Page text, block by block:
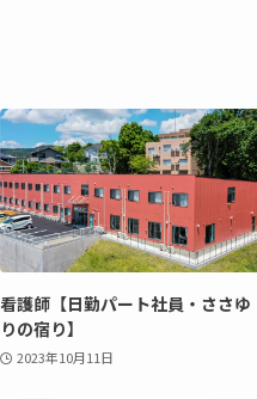
看護師【日勤パート社員・ささゆ
りの宿り】
2023年10月11日